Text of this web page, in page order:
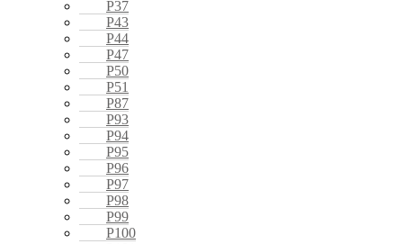
P37
P43
P44
P47
P50
P51
P87
P93
P94
P95
P96
P97
P98
P99
P100